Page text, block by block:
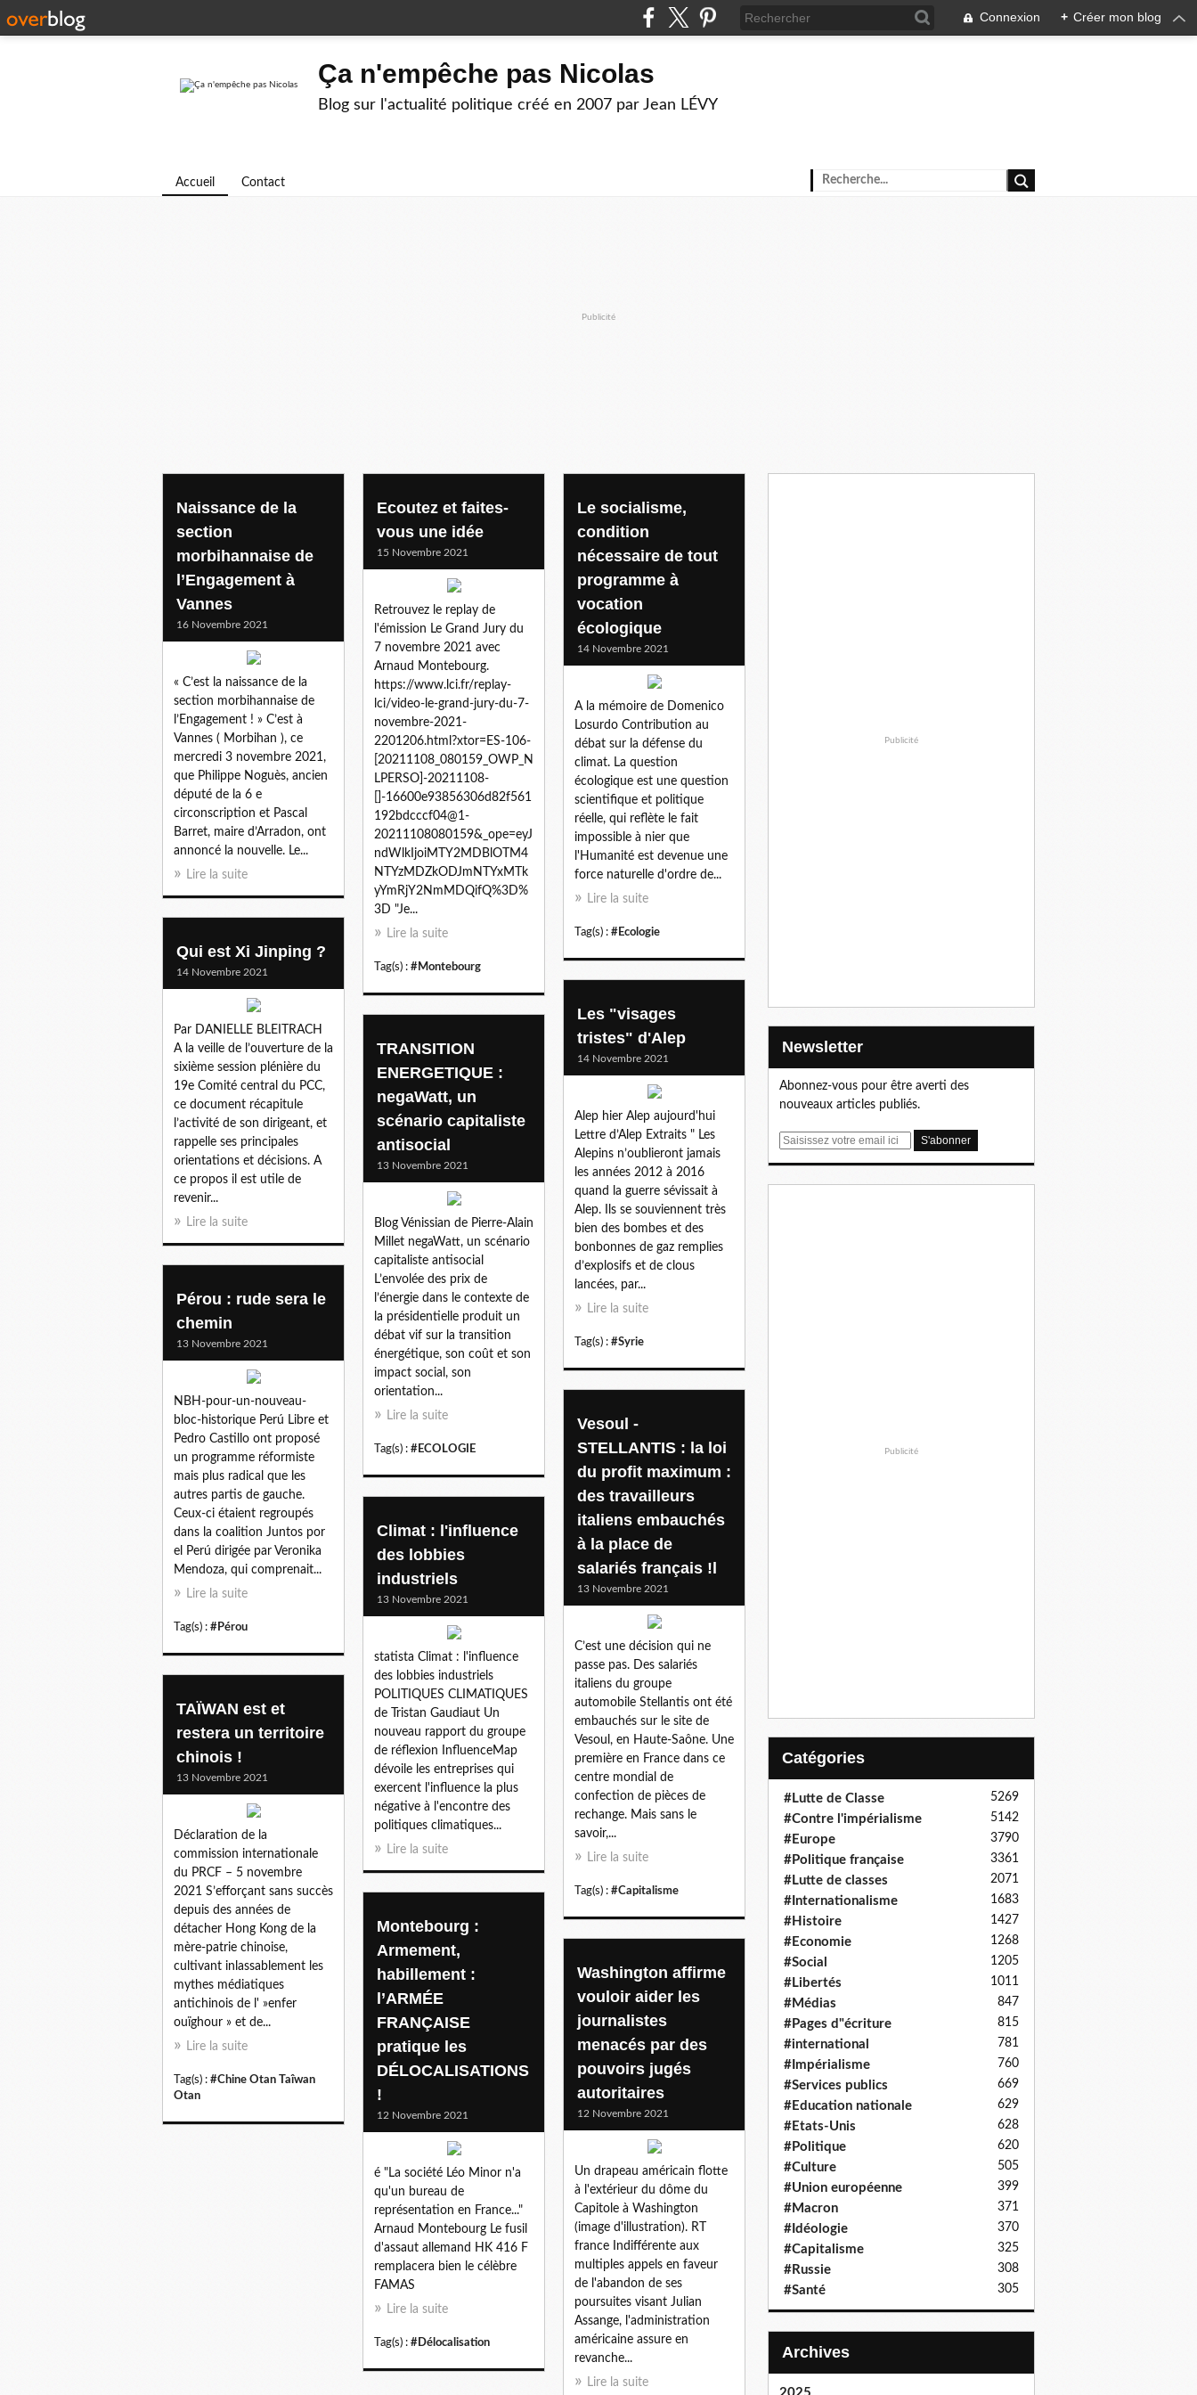
Connexion + Créer mon blog
Ça n'empêche pas Nicolas
Blog sur l'actualité politique créé en 2007 par Jean LÉVY
Accueil Contact
Publicité
Naissance de la
section
morbihannaise de
l’Engagement à
Vannes
16 Novembre 2021
« C’est la naissance de la
section morbihannaise de
l’Engagement ! » C’est à
Vannes ( Morbihan ), ce
mercredi 3 novembre 2021,
que Philippe Noguès, ancien
député de la 6 e
circonscription et Pascal
Barret, maire d’Arradon, ont
annoncé la nouvelle. Le...
Lire la suite
Ecoutez et faites-
vous une idée
15 Novembre 2021
Retrouvez le replay de
l'émission Le Grand Jury du
7 novembre 2021 avec
Arnaud Montebourg.
https://www.lci.fr/replay-
lci/video-le-grand-jury-du-7-
novembre-2021-
2201206.html?xtor=ES-106-
[20211108_080159_OWP_N
LPERSO]-20211108-
[]-16600e93856306d82f561
192bdcccf04@1-
20211108080159&_ope=eyJ
ndWlkIjoiMTY2MDBlOTM4
NTYzMDZkODJmNTYxMTk
yYmRjY2NmMDQifQ%3D%
3D "Je...
Lire la suite
Tag(s) : #Montebourg
Le socialisme,
condition
nécessaire de tout
programme à
vocation
écologique
14 Novembre 2021
A la mémoire de Domenico
Losurdo Contribution au
débat sur la défense du
climat. La question
écologique est une question
scientifique et politique
réelle, qui reflète le fait
impossible à nier que
l'Humanité est devenue une
force naturelle d'ordre de...
Lire la suite
Tag(s) : #Ecologie
Qui est Xi Jinping ?
14 Novembre 2021
Par DANIELLE BLEITRACH
A la veille de l’ouverture de la
sixième session plénière du
19e Comité central du PCC,
ce document récapitule
l’activité de son dirigeant, et
rappelle ses principales
orientations et décisions. A
ce propos il est utile de
revenir...
Lire la suite
Les "visages
tristes" d'Alep
14 Novembre 2021
Alep hier Alep aujourd'hui
Lettre d’Alep Extraits " Les
Alepins n’oublieront jamais
les années 2012 à 2016
quand la guerre sévissait à
Alep. Ils se souviennent très
bien des bombes et des
bonbonnes de gaz remplies
d’explosifs et de clous
lancées, par...
Lire la suite
Tag(s) : #Syrie
TRANSITION
ENERGETIQUE :
negaWatt, un
scénario capitaliste
antisocial
13 Novembre 2021
Blog Vénissian de Pierre-Alain
Millet negaWatt, un scénario
capitaliste antisocial
L’envolée des prix de
l’énergie dans le contexte de
la présidentielle produit un
débat vif sur la transition
énergétique, son coût et son
impact social, son
orientation...
Lire la suite
Tag(s) : #ECOLOGIE
Pérou : rude sera le
chemin
13 Novembre 2021
NBH-pour-un-nouveau-
bloc-historique Perú Libre et
Pedro Castillo ont proposé
un programme réformiste
mais plus radical que les
autres partis de gauche.
Ceux-ci étaient regroupés
dans la coalition Juntos por
el Perú dirigée par Veronika
Mendoza, qui comprenait...
Lire la suite
Tag(s) : #Pérou
Vesoul -
STELLANTIS : la loi
du profit maximum :
des travailleurs
italiens embauchés
à la place de
salariés français !l
13 Novembre 2021
C’est une décision qui ne
passe pas. Des salariés
italiens du groupe
automobile Stellantis ont été
embauchés sur le site de
Vesoul, en Haute-Saône. Une
première en France dans ce
centre mondial de
confection de pièces de
rechange. Mais sans le
savoir,...
Lire la suite
Tag(s) : #Capitalisme
Climat : l'influence
des lobbies
industriels
13 Novembre 2021
statista Climat : l'influence
des lobbies industriels
POLITIQUES CLIMATIQUES
de Tristan Gaudiaut Un
nouveau rapport du groupe
de réflexion InfluenceMap
dévoile les entreprises qui
exercent l'influence la plus
négative à l'encontre des
politiques climatiques...
Lire la suite
TAÏWAN est et
restera un territoire
chinois !
13 Novembre 2021
Déclaration de la
commission internationale
du PRCF – 5 novembre
2021 S’efforçant sans succès
depuis des années de
détacher Hong Kong de la
mère-patrie chinoise,
cultivant inlassablement les
mythes médiatiques
antichinois de l' »enfer
ouïghour » et de...
Lire la suite
Tag(s) : #Chine Otan Taîwan
Otan
Montebourg :
Armement,
habillement :
l’ARMÉE
FRANÇAISE
pratique les
DÉLOCALISATIONS
!
12 Novembre 2021
é "La société Léo Minor n'a
qu'un bureau de
représentation en France..."
Arnaud Montebourg Le fusil
d'assaut allemand HK 416 F
remplacera bien le célèbre
FAMAS
Lire la suite
Tag(s) : #Délocalisation
Washington affirme
vouloir aider les
journalistes
menacés par des
pouvoirs jugés
autoritaires
12 Novembre 2021
Un drapeau américain flotte
à l'extérieur du dôme du
Capitole à Washington
(image d'illustration). RT
france Indifférente aux
multiples appels en faveur
de l'abandon de ses
poursuites visant Julian
Assange, l'administration
américaine assure en
revanche...
Lire la suite
Publicité
Newsletter
Abonnez-vous pour être averti des
nouveaux articles publiés.
E
Publicité
Catégories
#Lutte de Classe 5269
#Contre l'impérialisme 5142
#Europe 3790
#Politique française 3361
#Lutte de classes 2071
#Internationalisme 1683
#Histoire 1427
#Economie 1268
#Social 1205
#Libertés 1011
#Médias 847
#Pages d"écriture 815
#international 781
#Impérialisme 760
#Services publics 669
#Education nationale 629
#Etats-Unis 628
#Politique 620
#Culture 505
#Union européenne 399
#Macron 371
#Idéologie 370
#Capitalisme 325
#Russie 308
#Santé 305
Archives